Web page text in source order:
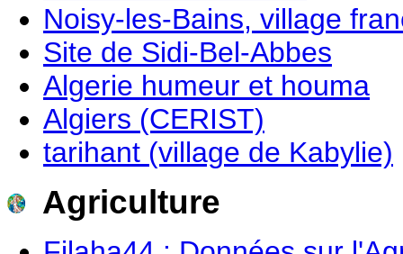
Noisy-les-Bains, village
Site de Sidi-Bel-Abbes
Algerie humeur et houma
Algiers (CERIST)
tarihant (village de Kabylie)
Agriculture